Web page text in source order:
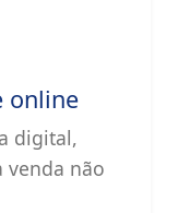
online
digital,
venda não